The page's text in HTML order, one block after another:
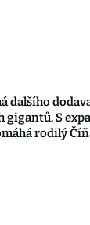
dalšího
gigantů. S
rodilý